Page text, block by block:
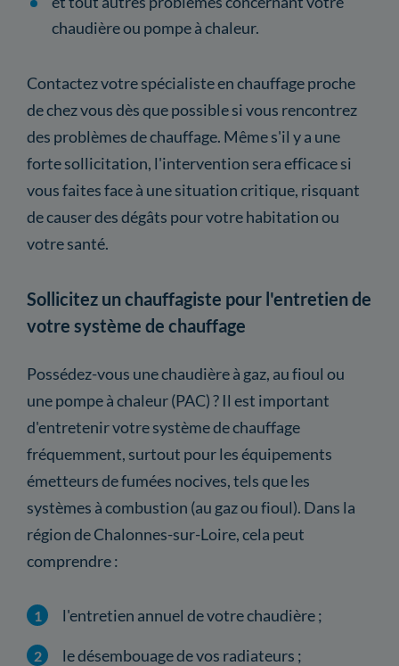
chaudière ou pompe à chaleur.
Contactez votre spécialiste en chauffage proche
de chez vous dès que possible si vous rencontrez
des problèmes de chauffage. Même s'il y a une
forte sollicitation, l'intervention sera efficace si
vous faites face à une situation critique, risquant
de causer des dégâts pour votre habitation ou
votre santé.
Sollicitez un chauffagiste pour l'entretien de
votre système de chauffage
Possédez-vous une chaudière à gaz, au fioul ou
une pompe à chaleur (PAC) ? Il est important
d'entretenir votre système de chauffage
fréquemment, surtout pour les équipements
émetteurs de fumées nocives, tels que les
systèmes à combustion (au gaz ou fioul). Dans la
région de Chalonnes-sur-Loire, cela peut
comprendre :
l'entretien annuel de votre chaudière ;
le désembouage de vos radiateurs ;